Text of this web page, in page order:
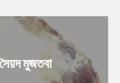
মুজতবা